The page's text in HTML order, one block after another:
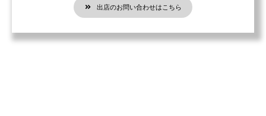
出店のお問い合わせはこちら